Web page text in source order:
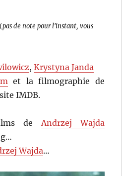
(pas de note pour l'instant, vous
,Krystyna Janda
et la filmographie de
IMDB.
deAndrzej Wajda
Wajda…